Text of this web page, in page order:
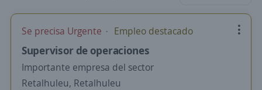
Se precisa Urgente Empleo destacado
Supervisor de operaciones
Importante empresa del sector
Retalhuleu, Retalhuleu